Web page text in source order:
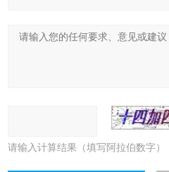
请输入计算结果（填写阿拉伯数字）